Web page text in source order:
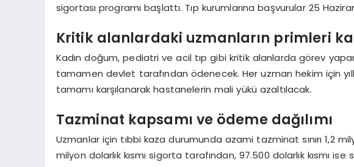
sigortası programı başlattı. Tıp kurumlarına başvurular 25
Kritik alanlardaki uzmanların primleri
Kadın doğum, pediatri ve acil tıp gibi kritik alanlarda görev
tamamen devlet tarafından ödenecek. Her uzman hekim için
tamamı karşılanarak hastanelerin mali yükü azaltılacak.
Tazminat kapsamı ve ödeme dağılımı
Uzmanlar için tıbbi kaza durumunda azami tazminat sınırı 1,2
milyon dolarlık kısmı sigorta tarafından, 97.500 dolarlık kısmı